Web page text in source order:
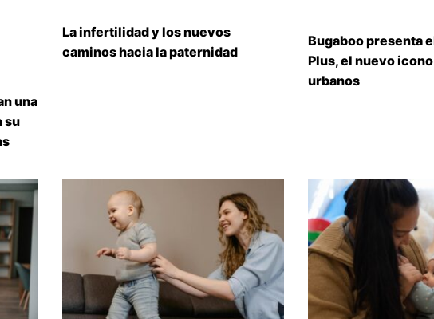
una
su
La infertilidad y los nuevos
caminos hacia la paternidad
Bugaboo presenta
Plus, el nuevo
urbanos